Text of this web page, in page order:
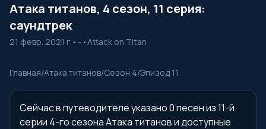
Атака титанов, 4 сезон, 11 серия:
саундтрек
21 февр. 2021 г. • -- •Attack on Titan
Главная/Атака титанов/Сезон 4/Эпизод 11
Сейчас в путеводителе указано 0 песен из 11-й
серии 4-го сезона Атака титанов и доступные